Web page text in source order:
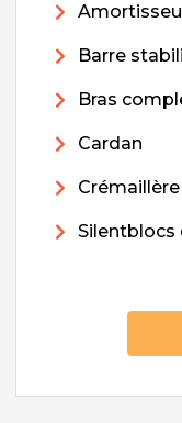
Barre
Bras
Cardan
Crémaillère
Silentblocs